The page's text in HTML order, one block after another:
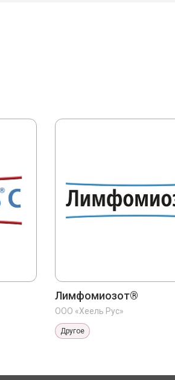
Лимфомиозот®
ООО «Хеель Рус»
Другое